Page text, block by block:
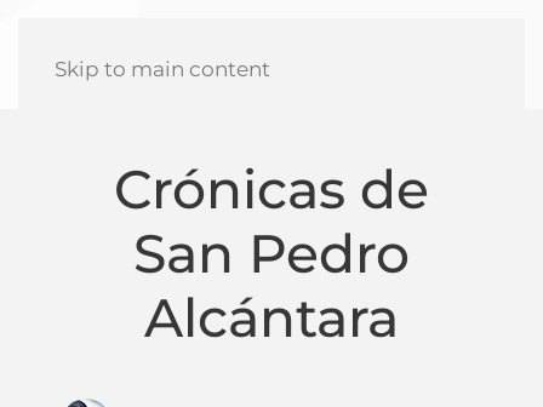
Skip to main content
Crónicas de
San Pedro
Alcántara